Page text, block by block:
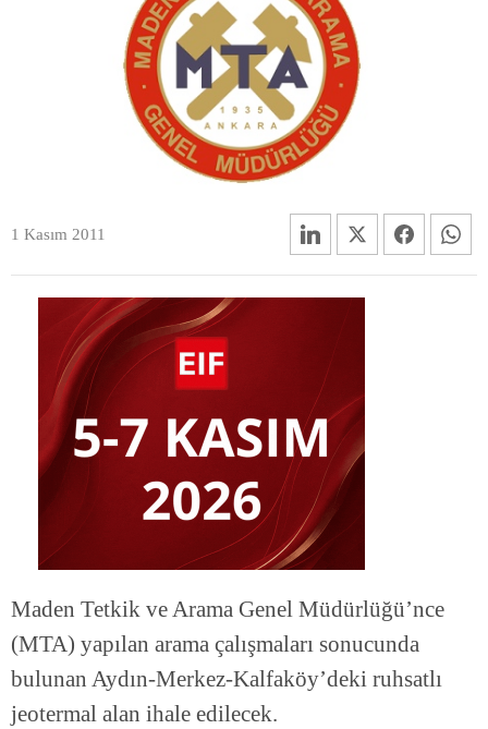
1 Kasım 2011
Maden Tetkik ve Arama Genel Müdürlüğü’nce
(MTA) yapılan arama çalışmaları sonucunda
bulunan Aydın-Merkez-Kalfaköy’deki ruhsatlı
jeotermal alan ihale edilecek.